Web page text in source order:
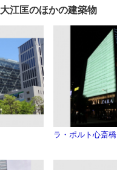
大江匡のほかの建築物
ラ・ポルト心斎橋